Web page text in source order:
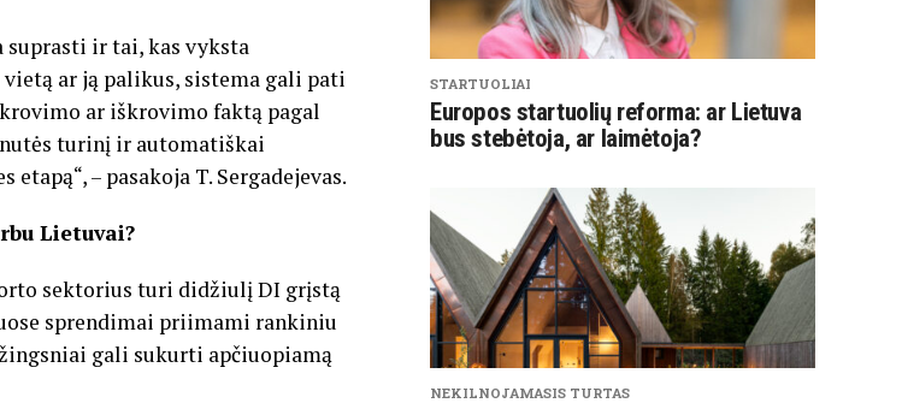
suprasti ir tai, kas vyksta
ar ją palikus, sistema gali pati
ar iškrovimo faktą pagal
turinį ir automatiškai
– pasakoja T. Sergadejevas.
Lietuvai?
sektorius turi didžiulį DI grįstą
sprendimai priimami rankiniu
gali sukurti apčiuopiamą
STARTUOLIAI
Europos startuolių reforma: ar Lietuva
bus stebėtoja, ar laimėtoja?
NEKILNOJAMASIS TURTAS